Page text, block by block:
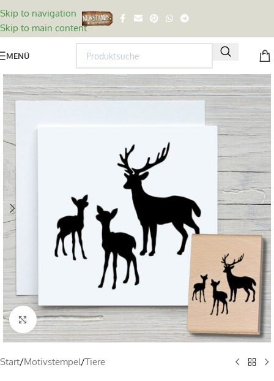
Skip to navigation
Skip to main content
MENÜ
Click to enlarge
Start/Motivstempel/Tiere